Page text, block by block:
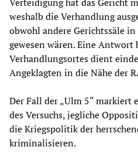
weshalb die Verhandlung
obwohl andere Gerichtssäle
gewesen wären. Eine Antwort
Verhandlungsortes dient
Angeklagten in die Nähe der
Der Fall der „Ulm 5“
des Versuchs, jegliche
die Kriegspolitik der
kriminalisieren.